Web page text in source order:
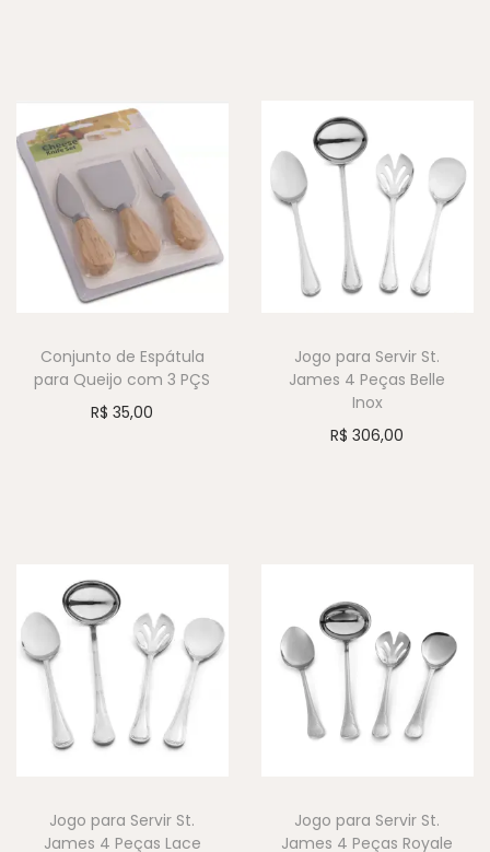
Conjunto de Espátula
para Queijo com 3 PÇS
R$ 35,00
Jogo para Servir St.
James 4 Peças Belle
Inox
R$ 306,00
Jogo para Servir St.
James 4 Peças Lace
Jogo para Servir St.
James 4 Peças Royale